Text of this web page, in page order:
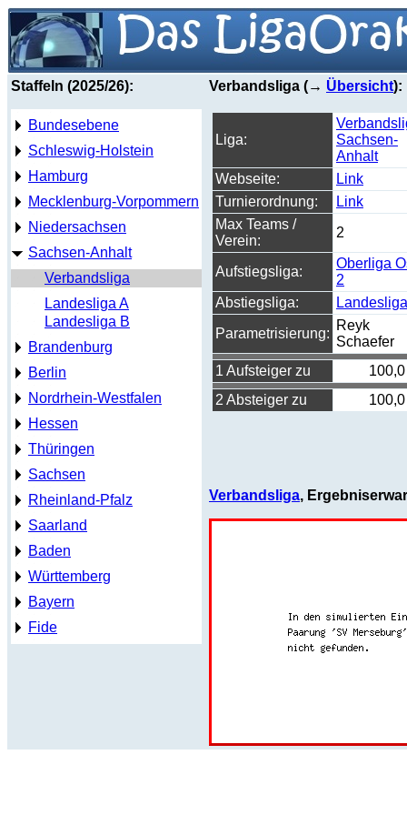
Staffeln (2025/26):
Bundesebene
Schleswig-Holstein
Hamburg
Mecklenburg-Vorpommern
Niedersachsen
Sachsen-Anhalt
Verbandsliga
Landesliga A
Landesliga B
Brandenburg
Berlin
Nordrhein-Westfalen
Hessen
Thüringen
Sachsen
Rheinland-Pfalz
Saarland
Baden
Württemberg
Bayern
Fide
Verbandsliga (→ Übersicht):
Liga:
Sachsen-
Anhalt
Webseite:
Link
Turnierordnung:
Link
Max Teams /
Verein:
2
Aufstiegsliga:
Oberliga
2
Abstiegsliga:
Landesliga
Parametrisierung:
Reyk
Schaefer
1 Aufsteiger zu
2 Absteiger zu
Verbandsliga,